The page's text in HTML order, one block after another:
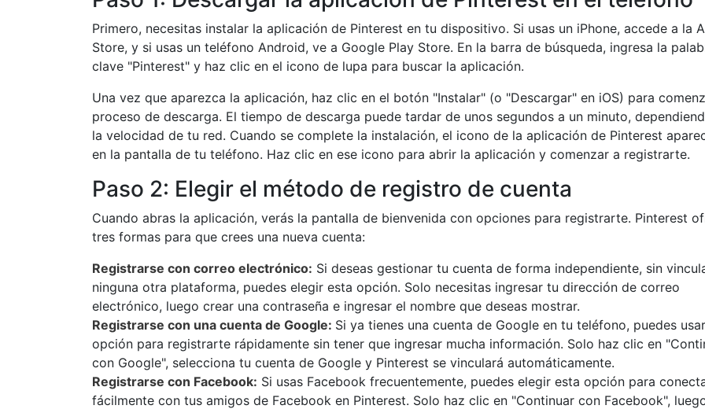
Primero, necesitas instalar la aplicación de Pinterest en tu dispositivo. Si usas un iPhone, accede a la
Store, y si usas un teléfono Android, ve a Google Play Store. En la barra de búsqueda, ingresa la
clave "Pinterest" y haz clic en el icono de lupa para buscar la aplicación.
Una vez que aparezca la aplicación, haz clic en el botón "Instalar" (o "Descargar" en iOS) para
proceso de descarga. El tiempo de descarga puede tardar de unos segundos a un minuto,
la velocidad de tu red. Cuando se complete la instalación, el icono de la aplicación de Pinterest
en la pantalla de tu teléfono. Haz clic en ese icono para abrir la aplicación y comenzar a registrarte.
Paso 2: Elegir el método de registro de cuenta
Cuando abras la aplicación, verás la pantalla de bienvenida con opciones para registrarte. Pinterest
tres formas para que crees una nueva cuenta:
Registrarse con correo electrónico: Si deseas gestionar tu cuenta de forma independiente, sin
ninguna otra plataforma, puedes elegir esta opción. Solo necesitas ingresar tu dirección de correo
electrónico, luego crear una contraseña e ingresar el nombre que deseas mostrar.
Registrarse con una cuenta de Google: Si ya tienes una cuenta de Google en tu teléfono, puedes
opción para registrarte rápidamente sin tener que ingresar mucha información. Solo haz clic en
con Google", selecciona tu cuenta de Google y Pinterest se vinculará automáticamente.
Registrarse con Facebook: Si usas Facebook frecuentemente, puedes elegir esta opción para
fácilmente con tus amigos de Facebook en Pinterest. Solo haz clic en "Continuar con Facebook",